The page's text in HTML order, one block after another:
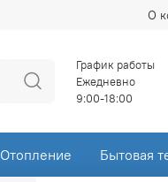
О
График работы
Ежедневно
9:00-18:00
Отопление Бытовая